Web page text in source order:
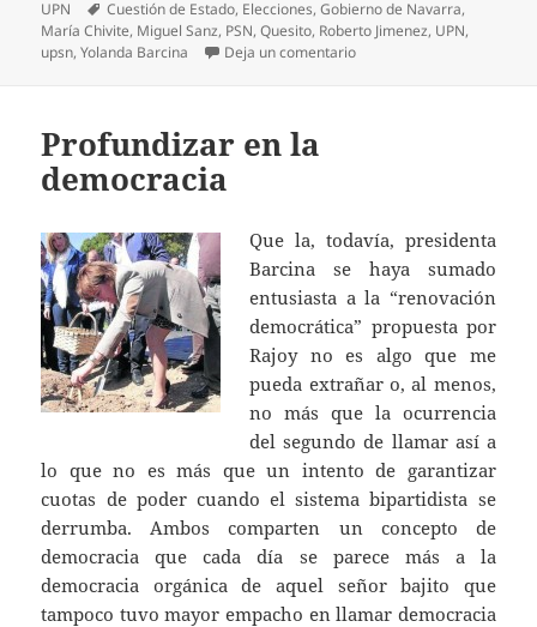
UPN Etiquetas
Cuestión de Estado, Elecciones,Gobierno de Navarra,
María Chivite, Miguel Sanz, PSN,Quesito, Roberto Jimenez, UPN,
upsn,Yolanda Barcina Deja un comentarioen Medidas desesperadas
Profundizar en la
democracia
Que la, todavía, presidenta
Barcina se haya sumado
entusiasta a la “renovación
democrática” propuesta por
Rajoy no es algo que me
pueda extrañar o, al menos,
no más que la ocurrencia
del segundo de llamar así a
lo que no es más que un intento de garantizar
cuotas de poder cuando el sistema bipartidista se
derrumba. Ambos comparten un concepto de
democracia que cada día se parece más a la
democracia orgánica de aquel señor bajito que
tampoco tuvo mayor empacho en llamar democracia